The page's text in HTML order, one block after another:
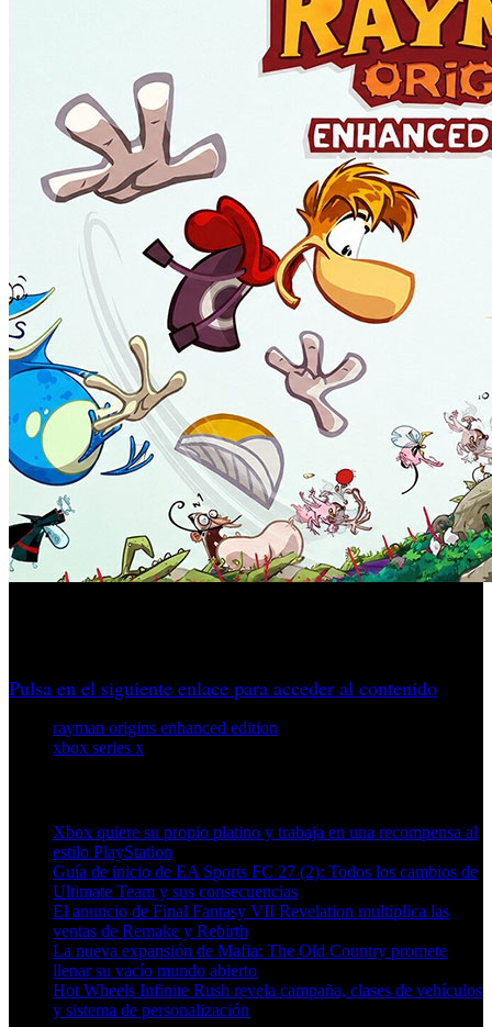
Pulsa en el siguiente enlace para acceder al contenido
rayman origins enhanced edition
xbox series x
Xbox quiere su propio platino y trabaja en una recompensa al
estilo PlayStation
Guía de inicio de EA Sports FC 27 (2): Todos los cambios de
Ultimate Team y sus consecuencias
El anuncio de Final Fantasy VII Revelation multiplica las
ventas de Remake y Rebirth
La nueva expansión de Mafia: The Old Country promete
llenar su vacío mundo abierto
Hot Wheels Infinite Rush revela campaña, clases de vehículos
y sistema de personalización